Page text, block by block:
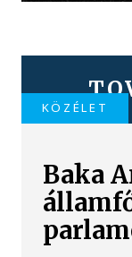
KÖZÉLET
Baka